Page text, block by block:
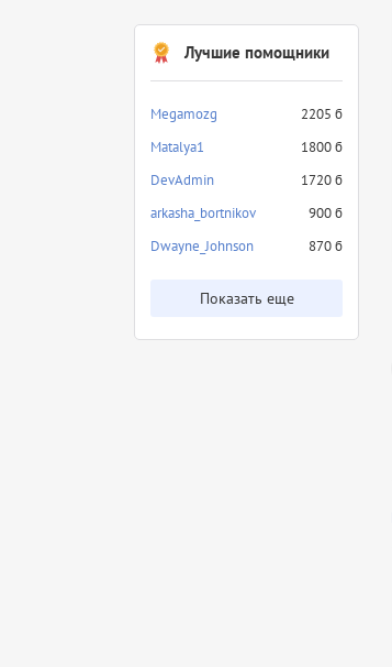
Лучшие помощники
Megamozg
2205 б
Matalya1
1800 б
DevAdmin
1720 б
arkasha_bortnikov
900 б
Dwayne_Johnson
870 б
Показать еще